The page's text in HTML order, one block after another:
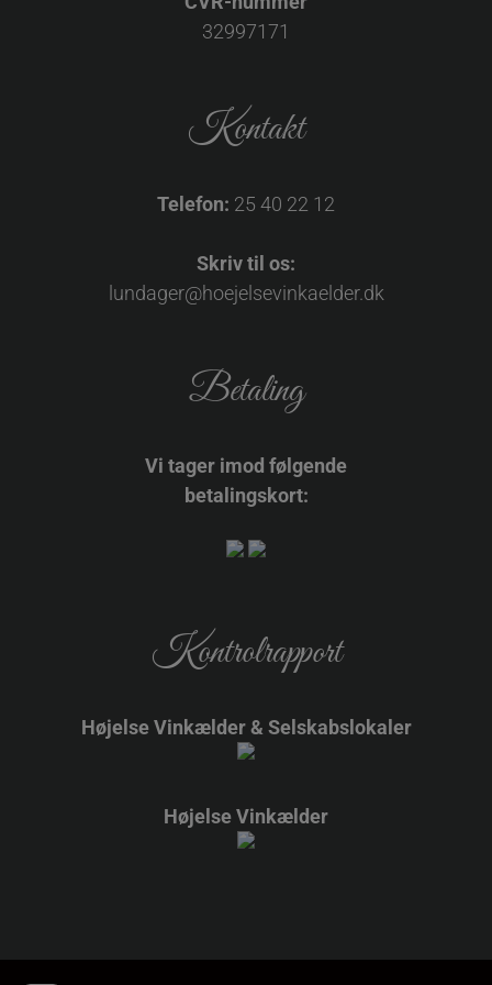
32997171
Kontakt
Telefon: 25 40 22 12
Skriv til os:
lundager@hoejelsevinkaelder.dk
Betaling
Vi tager imod følgende
betalingskort:
Kontrolrapport
Højelse Vinkælder & Selskabslokaler
Højelse Vinkælder